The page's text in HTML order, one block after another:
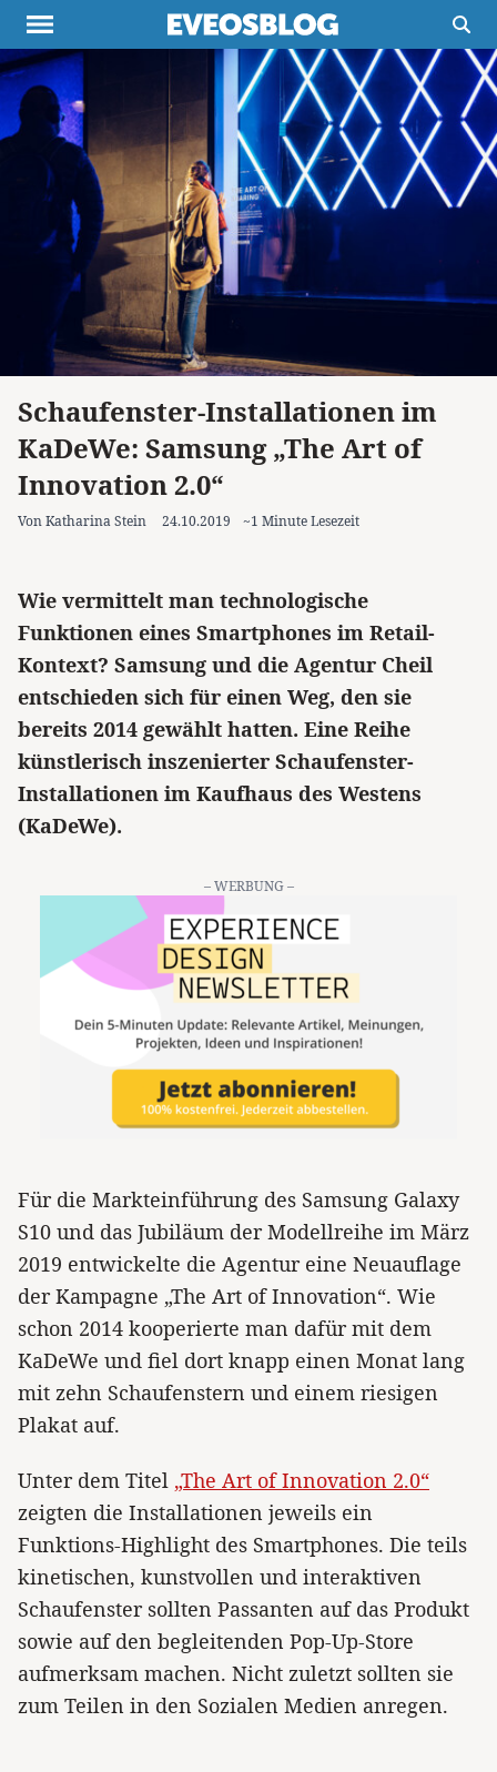
Themen Projekte
Inspiration
Destinationen
Über uns
Werbung
Buchtipps
Newsletter
Schaufenster-Installationen im
KaDeWe: Samsung „The Art of
Innovation 2.0“
Von Katharina Stein 24.10.2019 ~1 Minute Lesezeit
Wie vermittelt man technologische
Funktionen eines Smartphones im Retail-
Kontext? Samsung und die Agentur Cheil
entschieden sich für einen Weg, den sie
bereits 2014 gewählt hatten. Eine Reihe
künstlerisch inszenierter Schaufenster-
Installationen im Kaufhaus des Westens
(KaDeWe).
– WERBUNG –
Für die Markteinführung des Samsung Galaxy
S10 und das Jubiläum der Modellreihe im März
2019 entwickelte die Agentur eine Neuauflage
der Kampagne „The Art of Innovation“. Wie
schon 2014 kooperierte man dafür mit dem
KaDeWe und fiel dort knapp einen Monat lang
mit zehn Schaufenstern und einem riesigen
Plakat auf.
Unter dem Titel „The Art of Innovation 2.0“
zeigten die Installationen jeweils ein
Funktions-Highlight des Smartphones. Die teils
kinetischen, kunstvollen und interaktiven
Schaufenster sollten Passanten auf das Produkt
sowie auf den begleitenden Pop-Up-Store
aufmerksam machen. Nicht zuletzt sollten sie
zum Teilen in den Sozialen Medien anregen.